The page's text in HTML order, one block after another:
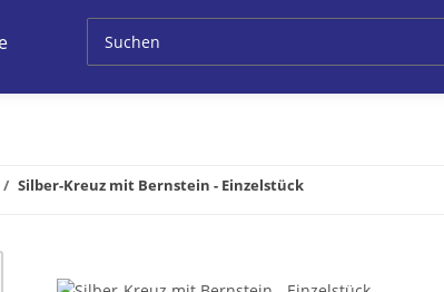
Silber-Kreuz mit Bernstein - Einzelstück